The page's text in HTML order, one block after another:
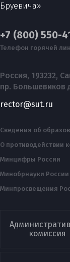
Бруевича»
+7 (800) 550-
Телефон горячей
Россия, 193232,
пр. Большевиков
rector@sut.ru
Сведения об
О противодействии
Минцифры России
Минобрнауки России
Минпросвещения
комиссия